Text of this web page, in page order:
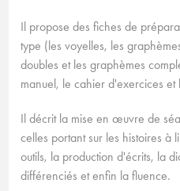
Il propose des fiches de
type (les voyelles, les
doubles et les graphèmes
manuel, le cahier d'exercices et
Il décrit la mise en œuvre de
celles portant sur les histoires à
outils, la production d'écrits, la
différenciés et enfin la fluence.